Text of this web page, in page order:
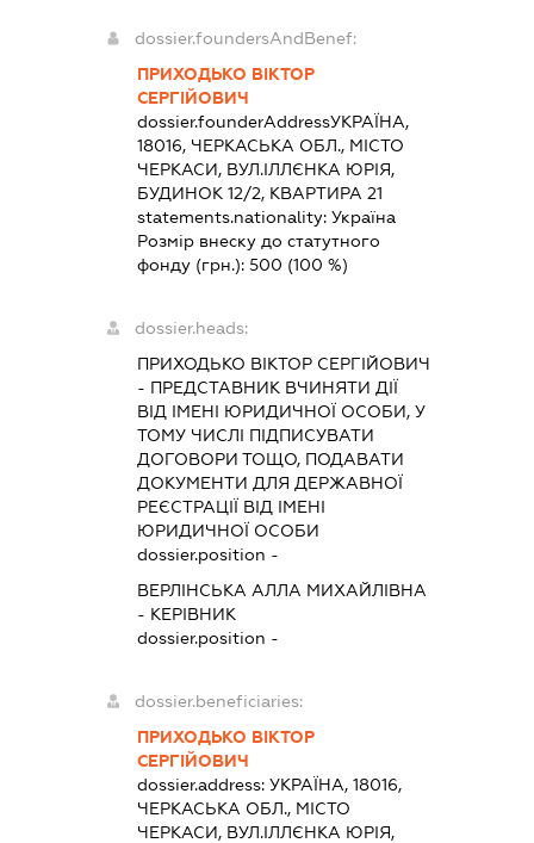
dossier.foundersAndBenef:
ПРИХОДЬКО ВІКТОР
СЕРГІЙОВИЧ
dossier.founderAddressУКРАЇНА,
18016, ЧЕРКАСЬКА ОБЛ., МІСТО
ЧЕРКАСИ, ВУЛ.ІЛЛЄНКА ЮРІЯ,
БУДИНОК 12/2, КВАРТИРА 21
statements.nationality: Україна
Розмір внеску до статутного
фонду (грн.): 500 (100 %)
dossier.heads:
ПРИХОДЬКО ВІКТОР СЕРГІЙОВИЧ
- ПРЕДСТАВНИК ВЧИНЯТИ ДІЇ
ВІД ІМЕНІ ЮРИДИЧНОЇ ОСОБИ, У
ТОМУ ЧИСЛІ ПІДПИСУВАТИ
ДОГОВОРИ ТОЩО, ПОДАВАТИ
ДОКУМЕНТИ ДЛЯ ДЕРЖАВНОЇ
РЕЄСТРАЦІЇ ВІД ІМЕНІ
ЮРИДИЧНОЇ ОСОБИ
dossier.position -
ВЕРЛІНСЬКА АЛЛА МИХАЙЛІВНА
- КЕРІВНИК
dossier.position -
dossier.beneficiaries:
ПРИХОДЬКО ВІКТОР
СЕРГІЙОВИЧ
dossier.address: УКРАЇНА, 18016,
ЧЕРКАСЬКА ОБЛ., МІСТО
ЧЕРКАСИ, ВУЛ.ІЛЛЄНКА ЮРІЯ,